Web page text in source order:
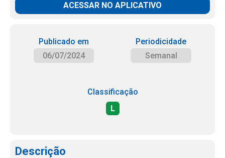
ACESSAR NO APLICATIVO
Publicado em
06/07/2024
Periodicidade
Semanal
Classificação
L
Descrição